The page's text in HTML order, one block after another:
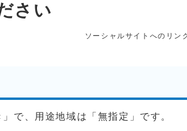
さい
ソーシャルサイトへのリン
で、用途地域は「無指定」です。